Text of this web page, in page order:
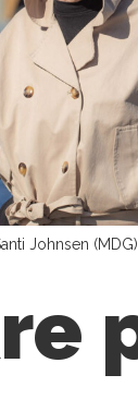
Johnsen (MDG).